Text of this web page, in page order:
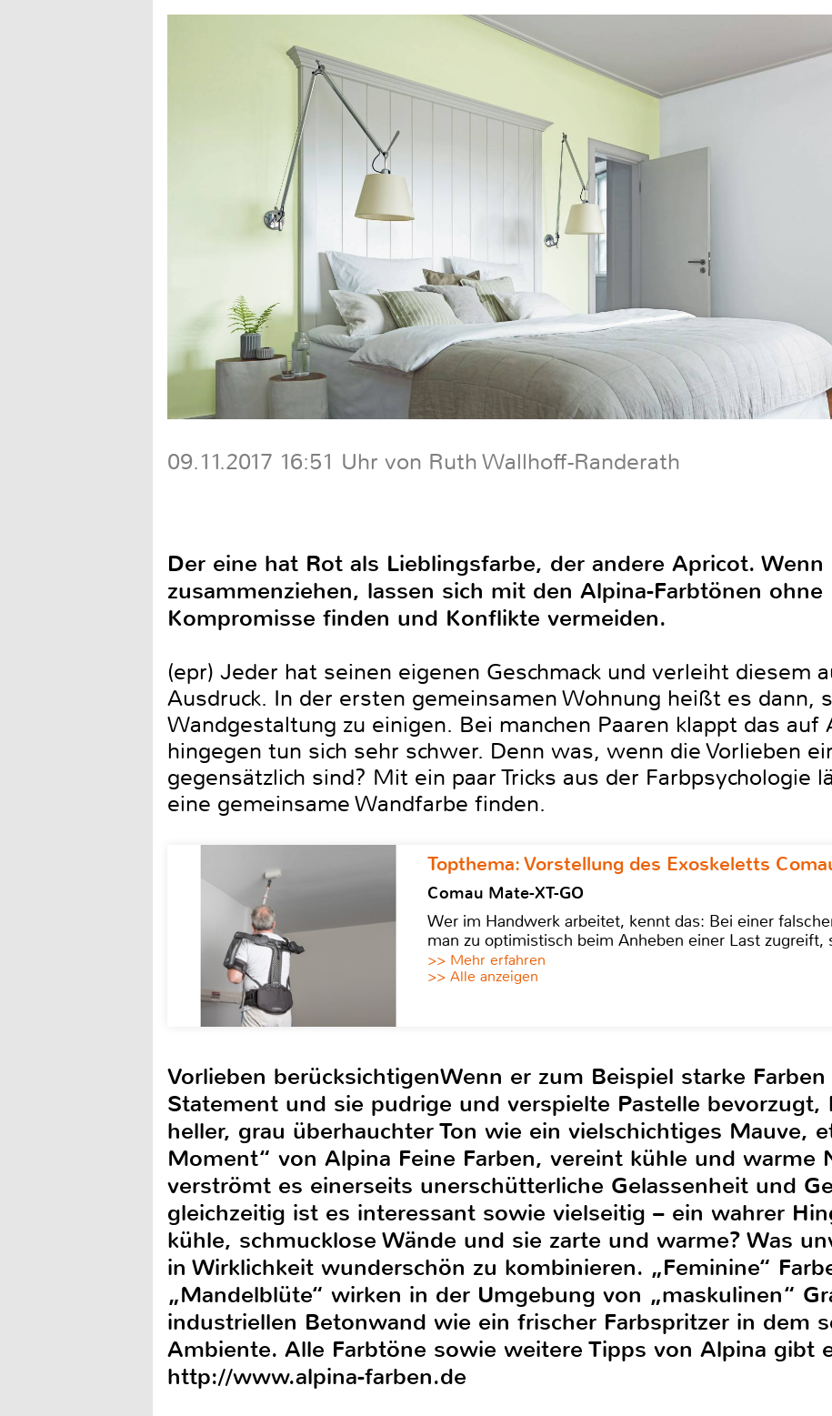
09.11.2017 16:51 Uhr von Ruth Wallhoff-Randerath
Der eine hat Rot als Lieblingsfarbe, der andere Apricot. Wenn
zusammenziehen, lassen sich mit den Alpina-Farbtönen ohne
Kompromisse finden und Konflikte vermeiden.
(epr) Jeder hat seinen eigenen Geschmack und verleiht diesem
Ausdruck. In der ersten gemeinsamen Wohnung heißt es dann,
Wandgestaltung zu einigen. Bei manchen Paaren klappt das auf
hingegen tun sich sehr schwer. Denn was, wenn die Vorlieben
gegensätzlich sind? Mit ein paar Tricks aus der Farbpsychologie
eine gemeinsame Wandfarbe finden.
Topthema: Vorstellung des Exoskeletts
Comau Mate-XT-GO
Wer im Handwerk arbeitet, kennt das: Bei einer
man zu optimistisch beim Anheben einer Last zugreift,
>> Mehr erfahren
>> Alle anzeigen
Vorlieben berücksichtigenWenn er zum Beispiel starke
Statement und sie pudrige und verspielte Pastelle bevorzugt,
heller, grau überhauchter Ton wie ein vielschichtiges Mauve,
Moment“ von Alpina Feine Farben, vereint kühle und warme
verströmt es einerseits unerschütterliche Gelassenheit und
gleichzeitig ist es interessant sowie vielseitig – ein wahrer
kühle, schmucklose Wände und sie zarte und warme? Was
in Wirklichkeit wunderschön zu kombinieren. „Feminine“
„Mandelblüte“ wirken in der Umgebung von „maskulinen“
industriellen Betonwand wie ein frischer Farbspritzer in dem
Ambiente. Alle Farbtöne sowie weitere Tipps von Alpina gibt
http://www.alpina-farben.de